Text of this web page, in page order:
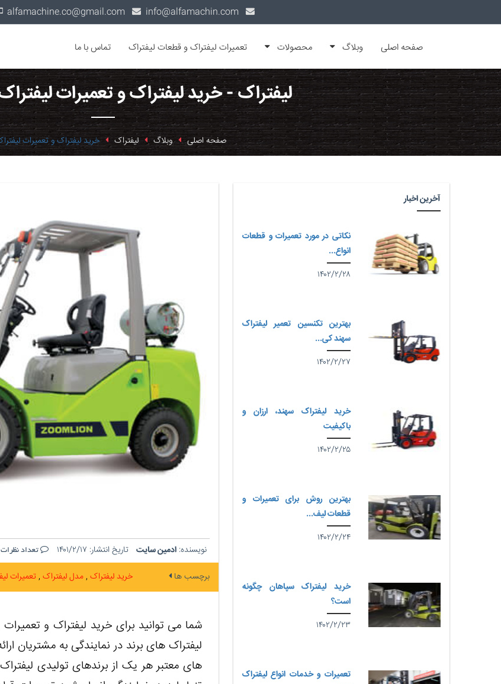
صفحه اصلی وبلاگ محصولات تعمیرات لیفتراک و قطعات لیفتراک تماس با ما
لیفتراک - خرید لیفتراک و تعمیرات
صفحه اصلی وبلاگ لیفتراک خرید لیفتراک و تعمیرات
نویسنده: ادمین سایت تاریخ انتشار: ۱۴۰۱/۲/۱۷ تعداد
برچسب ها خرید لیفتراک مدل لیفتراک تعمیرات
شما می توانید برای خرید لیفتراک و
لیفتراک های برند در نمایندگی به مشتریان
های معتبر هر یک از برندهای تولیدی
آخرین اخبار
نکاتی در مورد تعمیرات و قطعات
انواع...
۱۴۰۲/۲/۲۸
بهترین تکنسین تعمیر لیفتراک
سهند کی...
۱۴۰۲/۲/۲۷
خرید لیفتراک سهند، ارزان و
باکیفیت
۱۴۰۲/۲/۲۵
بهترین روش برای تعمیرات و
قطعات لیف...
۱۴۰۲/۲/۲۴
خرید لیفتراک سپاهان چگونه
است؟
۱۴۰۲/۲/۲۳
تعمیرات و خدمات انواع لیفتراک